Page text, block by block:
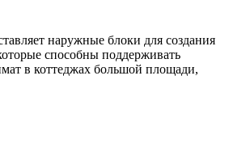
наружные блоки для создания
способны поддерживать
в коттеджах большой площади,